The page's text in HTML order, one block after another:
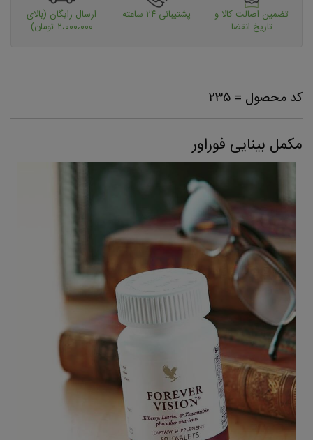
تضمین اصالت کالا و
تاریخ انقضا
پشتیبانی ۲۴ ساعته
ارسال رایگان (بالای
۲،۰۰۰،۰۰۰ تومان)
کد محصول = ۲۳۵
مکمل بینایی فوراور